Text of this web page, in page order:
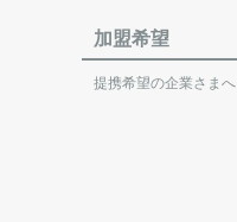
加盟希望
提携希望の企業さまへ